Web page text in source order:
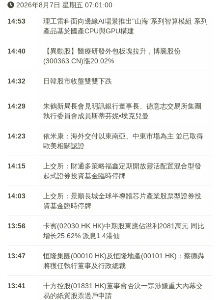
2026年8月7日 星期五 07:01:01
14:53
理工雷科面向邊緣AI場景推出"山海"系列智算模組 系列
產品基於國產CPU與GPU構建
14:40
【異動股】醫療研發外包板塊拉升，博騰股份
(300363.CN)漲20.02%
14:32 日韓股市收盤雙雙下跌
14:29
朱鶴新局長會見明訊銀行董事長、德意志交易所集團
執行委員會成員斯蒂芬妮•埃克兒曼
14:23
依米康：海外交付以東南亞、中東市場為主 並已取得
歐美相關認證
14:15
上交所：財通多策略福鑫定期開放靈活配置混合型發
起式證券投資基金臨時停牌
14:03
上交所：景順長城全球半導體芯片產業股票型證券投
資基金臨時停牌
13:56
卡賓(02030.HK.HK)中期股東應佔溢利2081萬元 同比
增长25.62% 派息1.4港仙
13:47
恒隆集團(00010.HK)及恒隆地產(00101.HK)：蔡德粦
將獲任執行董事及行政總裁
13:41
十方控股(01831.HK)董事會否決一宗涉嫌重大內幕交
易的紙質股票過戶申請